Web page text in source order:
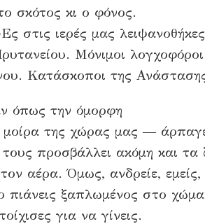
σκότος κι ο φόνος.
στις ιερές μας
Μόνιμοι λογχοφόροι
Κατάσκοποι της
όπως την όμορφη
μοίρα της χώρας μας ―
προσβάλλει ακόμη και
αέρα. Όμως, ανδρείε, εμείς,
πιάνεις ξαπλωμένος στο
για να γίνεις.